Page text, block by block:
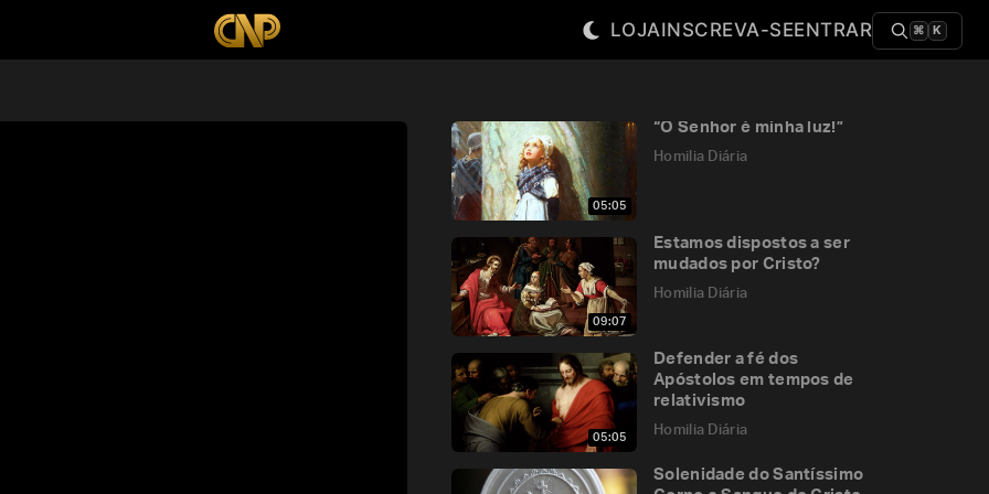
LOJAINSCREVA-SEENTRAR ⌘ K
05:05
“O Senhor é minha luz!”
Homilia Diária
09:07
Estamos dispostos a ser
mudados por Cristo?
Homilia Diária
05:05
Defender a fé dos
Apóstolos em tempos de
relativismo
Homilia Diária
Solenidade do Santíssimo